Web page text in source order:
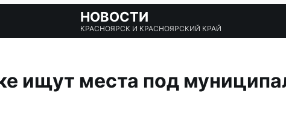
НОВОСТИ
КРАСНОЯРСК И КРАСНОЯРСКИЙ КРАЙ
ищут места под